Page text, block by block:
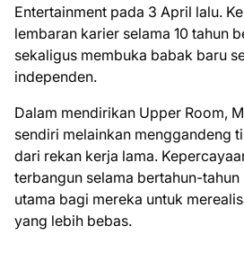
Entertainment pada 3 April lalu.
lembaran karier selama 10 tahun
sekaligus membuka babak baru
independen.
Dalam mendirikan Upper Room,
sendiri melainkan menggandeng
dari rekan kerja lama.
terbangun selama bertahun-
utama bagi mereka untuk
yang lebih bebas.